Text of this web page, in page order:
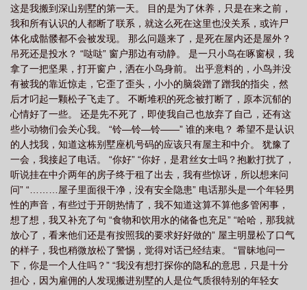
这是我搬到深山别墅的第一天。 目的是为了休养，只是在来之前，
我和所有认识的人都断了联系，就这么死在这里也没关系，或许尸
体化成骷髅都不会被发现。 那么问题来了，是死在屋内还是屋外？
吊死还是投水？ “哒哒” 窗户那边有动静。 是一只小鸟在啄窗棂，我
拿了一把坚果，打开窗户，洒在小鸟身前。 出乎意料的，小鸟并没
有被我的靠近惊走，它歪了歪头，小小的脑袋蹭了蹭我的指尖，然
后才叼起一颗松子飞走了。 不断堆积的死念被打断了，原本沉郁的
心情好了一些。 还是先不死了，即使我自己也放弃了自己，还有这
些小动物们会关心我。 “铃—铃—铃——” 谁的来电？ 希望不是认识
的人找我，知道这栋别墅座机号码的应该只有屋主和中介。 犹豫了
一会，我接起了电话。 “你好” “你好，是君丝女士吗？抱歉打扰了，
听说挂在中介两年的房子终于租了出去，我有些惊讶，所以想来问
问” “………屋子里面很干净，没有安全隐患” 电话那头是一个年轻男
性的声音，有些过于开朗热情了，我不知道这算不算他多管闲事，
想了想，我又补充了句 “食物和饮用水的储备也充足” “哈哈，那我就
放心了，看来他们还是有按照我的要求好好做的” 屋主明显松了口气
的样子，我也稍微放松了警惕，觉得对话已经结束。 “冒昧地问一
下，你是一个人住吗？” “我没有想打探你的隐私的意思，只是十分
担心，因为雇佣的人发现搬进别墅的人是位气质很特别的年轻女